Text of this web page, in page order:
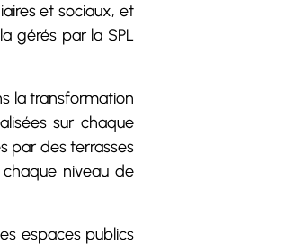
et sociaux, et
gérés par la SPL
la transformation
sur chaque
par des terrasses
niveau de
espaces publics